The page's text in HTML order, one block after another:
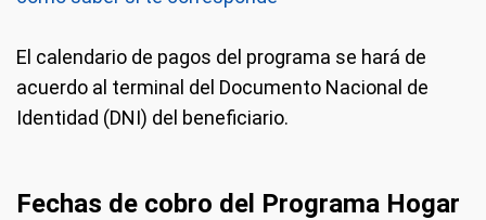
El calendario de pagos del programa se hará de
acuerdo al terminal del Documento Nacional de
Identidad (DNI) del beneficiario.
Fechas de cobro del Programa Hogar